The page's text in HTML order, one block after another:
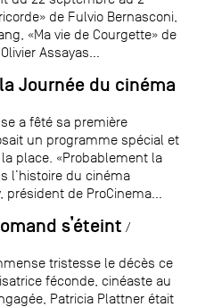
de Fulvio Bernasconi,
«Ma vie de Courgette» de
Assayas...
Journée du cinéma
a fêté sa première
un programme spécial et
place. «Probablement la
l’histoire du cinéma
de ProCinema...
s’éteint /
tristesse le décès ce
féconde, cinéaste au
Patricia Plattner était